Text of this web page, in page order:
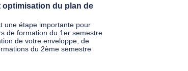
optimisation du plan de
une étape importante pour
de formation du 1er semestre
de votre enveloppe, de
du 2ème semestre